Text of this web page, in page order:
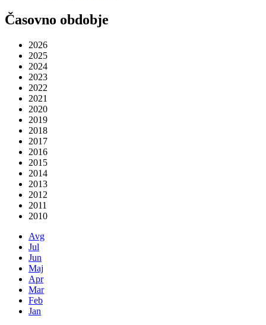
Časovno obdobje
2026
2025
2024
2023
2022
2021
2020
2019
2018
2017
2016
2015
2014
2013
2012
2011
2010
Avg
Jul
Jun
Maj
Apr
Mar
Feb
Jan